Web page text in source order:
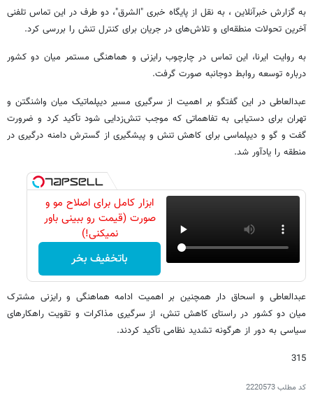
به گزارش خبرآنلاین ، به نقل از پایگاه خبری "الشرق"، دو طرف در این تماس تلفنی
آخرین تحولات منطقه‌ای و تلاش‌های در جریان برای کنترل تنش را بررسی کرد.
به روایت ایرنا، این تماس در چارچوب رایزنی و هماهنگی مستمر میان دو کشور
درباره توسعه روابط دوجانبه صورت گرفت.
عبدالعاطی در این گفتگو بر اهمیت از سرگیری مسیر دیپلماتیک میان واشنگتن و
تهران برای دستیابی به تفاهماتی که موجب تنش‌زدایی شود تأکید کرد و ضرورت
گفت و گو و دیپلماسی برای کاهش تنش و پیشگیری از گسترش دامنه درگیری در
منطقه را یادآور شد.
ابزار کامل برای اصلاح مو و
صورت (قیمت رو ببینی باور
نمیکنی!)
باتخفیف بخر
عبدالعاطی و اسحاق دار همچنین بر اهمیت ادامه هماهنگی و رایزنی مشترک
میان دو کشور در راستای کاهش تنش، از سرگیری مذاکرات و تقویت راهکارهای
سیاسی به دور از هرگونه تشدید نظامی تأکید کردند.
315
کد مطلب2220573